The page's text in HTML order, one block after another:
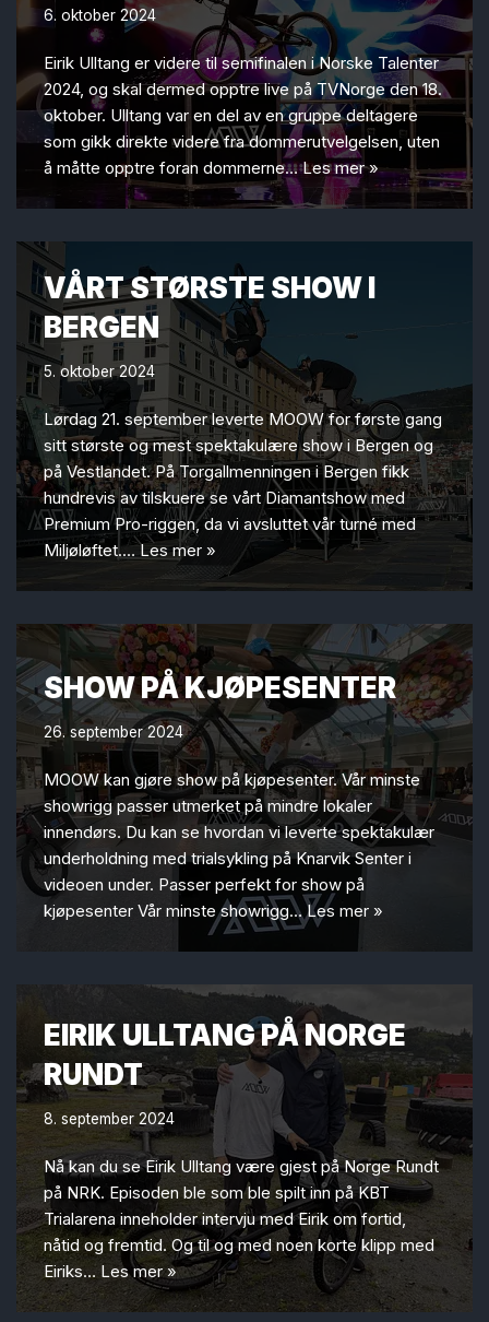
6. oktober 2024
Eirik Ulltang er videre til semifinalen i Norske Talenter
2024, og skal dermed opptre live på TVNorge den 18.
oktober. Ulltang var en del av en gruppe deltagere
som gikk direkte videre fra dommerutvelgelsen, uten
å måtte opptre foran dommerne…Les mer »
VÅRT STØRSTE SHOW I
BERGEN
5. oktober 2024
Lørdag 21. september leverte MOOW for første gang
sitt største og mest spektakulære show i Bergen og
på Vestlandet. På Torgallmenningen i Bergen fikk
hundrevis av tilskuere se vårt Diamantshow med
Premium Pro-riggen, da vi avsluttet vår turné med
Miljøløftet.…Les mer »
SHOW PÅ KJØPESENTER
26. september 2024
MOOW kan gjøre show på kjøpesenter. Vår minste
showrigg passer utmerket på mindre lokaler
innendørs. Du kan se hvordan vi leverte spektakulær
underholdning med trialsykling på Knarvik Senter i
videoen under. Passer perfekt for show på
kjøpesenter Vår minste showrigg…Les mer »
EIRIK ULLTANG PÅ NORGE
RUNDT
8. september 2024
Nå kan du se Eirik Ulltang være gjest på Norge Rundt
på NRK. Episoden ble som ble spilt inn på KBT
Trialarena inneholder intervju med Eirik om fortid,
nåtid og fremtid. Og til og med noen korte klipp med
Eiriks… Les mer »